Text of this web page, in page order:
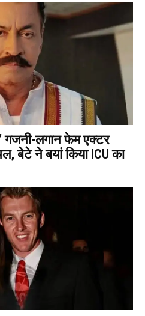
गजनी-लगान फेम एक्टर
बेटे ने बयां किया ICU का